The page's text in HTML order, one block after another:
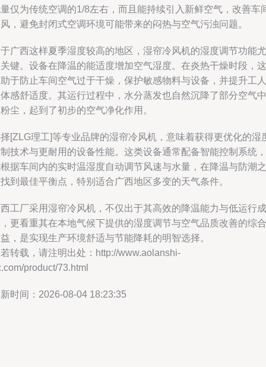
仅为传统空调的1/8左右，而且能持续引入新鲜空气，改善车
，避免封闭式空调环境可能带来的闷热与空气污浊问题。
广西这样夏季湿度较高的地区，湿帘冷风机的湿度调节功能尤
键。设备在降温的能适度增加空气湿度。在炎热干燥时段，这
于防止车间空气过于干燥，保护敏感物料与设备，并提升工人
感舒适度。其运行过程中，水分蒸发也自然沉降了部分空气中
尘，起到了初步的空气净化作用。
[ZLG理工]等专业品牌的湿帘冷风机，意味着获得更优化的湿
技术与更耐用的设备性能。这类设备通常配备智能控制系统，
据车间内的实时温湿度自动调节风速与水量，在降温与防潮之
到最佳平衡点，特别适合广西地区多变的天气条件。
工厂采用湿帘冷风机，不仅出于其高效的降温能力与低运行成
更看重其在本地气候下提供的湿度调节与空气品质改善的综合
，是实现生产环境舒适与节能降耗的明智选择。
转载，请注明出处：http://www.aolanshi-
product/73.html
时间：2026-08-04 18:23:35